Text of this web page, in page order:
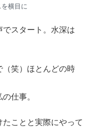
横目に
スタート。水深は
（笑）ほとんどの時
仕事。
ことと実際にやって